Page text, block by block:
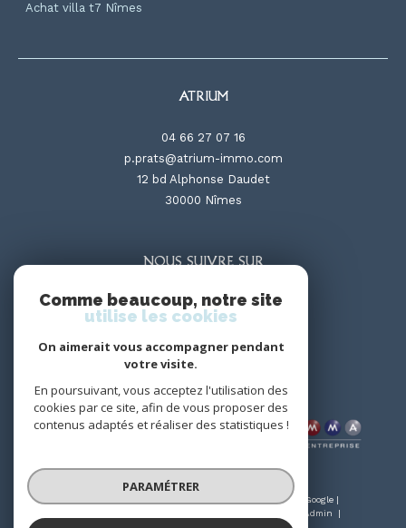
Achat villa t7 Nîmes
ATRIUM
04 66 27 07 16
p.prats@atrium-immo.com
12 bd Alphonse Daudet
30000
nîmes
NOUS SUIVRE SUR
ADHÉRENTS
© 2026 | Tous droits réservés | Traduction powered by Google |
Admin
Comme beaucoup, notre site
utilise les cookies
On aimerait vous accompagner pendant
votre visite.
En poursuivant, vous acceptez l'utilisation des
cookies par ce site, afin de vous proposer des
contenus adaptés et réaliser des statistiques !
PARAMÉTRER